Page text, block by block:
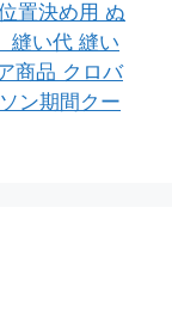
置決め用 ぬ
縫い代 縫い
商品 クロバ
期間クー